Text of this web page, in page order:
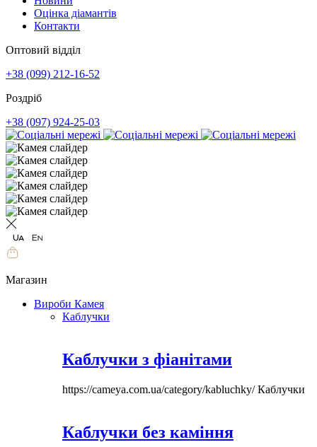
Оцінка діамантів
Контакти
Оптовий відділ
+38 (099) 212-16-52
Роздріб
+38 (097) 924-25-03
Магазин
Вироби Камея
Каблучки
Каблучки з фіанітами
https://cameya.com.ua/category/kabluchky/Каблучки
Каблучки без каміння